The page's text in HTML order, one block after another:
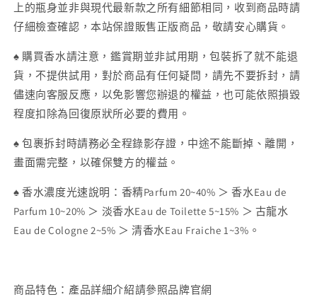
上的瓶身並非與現代最新款之所有細節相同，收到商品時請
仔細檢查確認，本站保證販售正版商品，敬請安心購貨。
♠ 購買香水請注意，鑑賞期並非試用期，包裝拆了就不能退
貨，不提供試用，對於商品有任何疑問，請先不要拆封，請
儘速向客服反應，以免影響您辦退的權益，也可能依照損毀
程度扣除為回復原狀所必要的費用。
♠ 包裹拆封時請務必全程錄影存證，中途不能斷掉、離開，
畫面需完整，以確保雙方的權益。
♠ 香水濃度光速說明：香精Parfum 20~40% ＞ 香水Eau de
Parfum 10~20% ＞ 淡香水Eau de Toilette 5~15% ＞ 古龍水
Eau de Cologne 2~5% ＞ 清香水Eau Fraiche 1~3%。
商品特色：產品詳細介紹請參照品牌官網